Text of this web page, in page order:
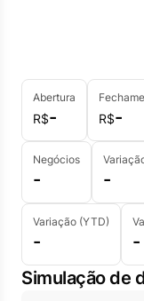
Abertura
R$- R$-
Negócios
- -
Variação (YTD)
-
-
Simulação de